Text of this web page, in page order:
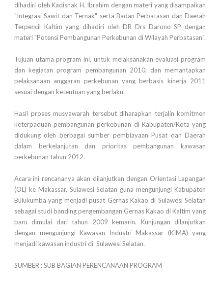
dihadiri oleh Kadisnak H. Ibrahim dengan materi yang disampaikan
"Integrasi Sawit dan Ternak" serta Badan Perbatasan dan Daerah
Terpencil Kaltim yang dihadiri oleh DR Drs Darono SP dengan
materi "Potensi Pembangunan Perkebunan di Wilayah Perbatasan".
Tujuan utama program ini, untuk melaksanakan evaluasi program
dan kegiatan program pembangunan 2010, dan memantapkan
pelaksanaan anggaran perkebunan yang berbasis kinerja 2011
sesuai dengan ketentuan yang berlaku.
Hasil proses musyawarah tersebut diharapkan terjalin komitmen
keterpaduan pembangunan perkebunan di Kabupaten/Kota yang
didukung oleh berbagai sumber pembiayaan Pusat dan Daerah
dalam berkelanjutan dan prioritas pembangunan kawasan
perkebunan tahun 2012.
Acara ini rencananya akan dilanjutkan dengan Orientasi Lapangan
(OL) ke Makassar, Sulawesi Selatan guna mengunjungi Kabupaten
Bulukumba yang menjadi pusat Gernas Kakao di Sulawesi Selatan
sebagai studi banding pengembangan Gernas Kakao di Kaltim yang
baru dimulai dari tahun 2009 kemarin. Kunjungan dilanjutkan
dengan mengunjungi Kawasan Industri Makassar (KIMA) yang
menjadi kawasan industri di Sulawesi Selatan.
SUMBER : SUB BAGIAN PERENCANAAN PROGRAM